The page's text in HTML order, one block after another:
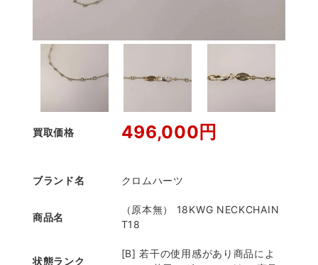
買取価格 496,000円
ブランド名 クロムハーツ
商品名
（原本無） 18KWG NECKCHAIN
T18
状態ランク
[B] 若干の使用感があり商品によ